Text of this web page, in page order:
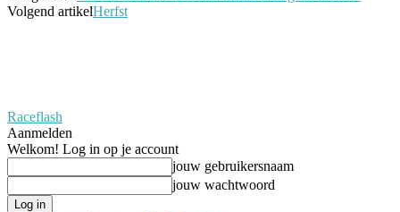
Volgend artikelHerfst
Raceflash
Aanmelden
Welkom! Log in op je account
jouw gebruikersnaam
jouw wachtwoord